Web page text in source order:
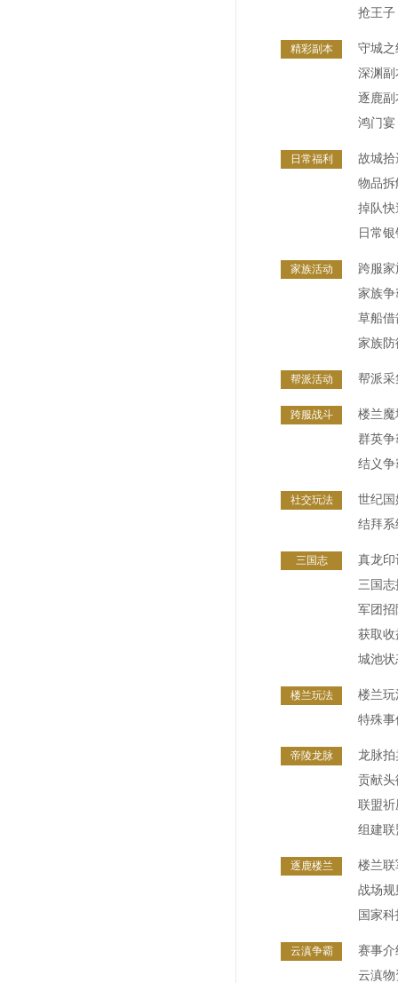
抢王子
精彩副本
守城之
深渊副
逐鹿副
鸿门宴
日常福利
故城拾
物品
掉队
日常
家族活动
跨服
家族争
草船借
家族防
帮派活动 帮派
跨服战斗
楼兰魔
群英争
结义争
社交玩法
世纪国
结拜系
三国志
真龙印
三国
军团招
获取收
城池状
楼兰玩法
楼兰
特殊事
帝陵龙脉
龙脉拍
贡献头
联盟祈
组建联
逐鹿楼兰
楼兰联
战场
国家
云滇争霸
赛事介
云滇物